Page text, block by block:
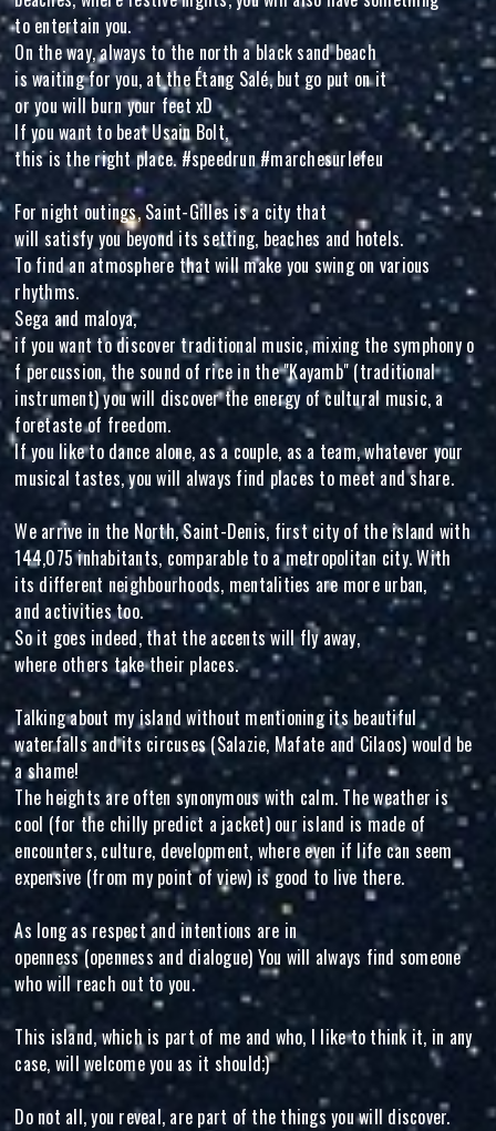
to entertain you.
On the way, always to the north a black sand beach
is waiting for you, at the Étang Salé, but go put on it
or you will burn your feet xD
If you want to beat Usain Bolt,
this is the right place. #speedrun #marchesurlefeu
For night outings, Saint-Gilles is a city that
will satisfy you beyond its setting, beaches and hotels.
To find an atmosphere that will make you swing on various
rhythms.
Sega and maloya,
if you want to discover traditional music, mixing the symphony o
f percussion, the sound of rice in the "Kayamb" (traditional
instrument) you will discover the energy of cultural music, a
foretaste of freedom.
If you like to dance alone, as a couple, as a team, whatever your
musical tastes, you will always find places to meet and share.
We arrive in the North, Saint-Denis, first city of the island with
144,075 inhabitants, comparable to a metropolitan city. With
its different neighbourhoods, mentalities are more urban,
and activities too.
So it goes indeed, that the accents will fly away,
where others take their places.
Talking about my island without mentioning its beautiful
waterfalls and its circuses (Salazie, Mafate and Cilaos) would be
a shame!
The heights are often synonymous with calm. The weather is
cool (for the chilly predict a jacket) our island is made of
encounters, culture, development, where even if life can seem
expensive (from my point of view) is good to live there.
As long as respect and intentions are in
openness (openness and dialogue) You will always find someone
who will reach out to you.
This island, which is part of me and who, I like to think it, in any
case, will welcome you as it should;)
Do not all, you reveal, are part of the things you will discover.